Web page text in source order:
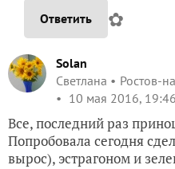
Ответить ✿
Solan
Светлана
Ростов-
10 мая 2016, 19:46
Все, последний раз
Попробовала сегодня
вырос), эстрагоном и